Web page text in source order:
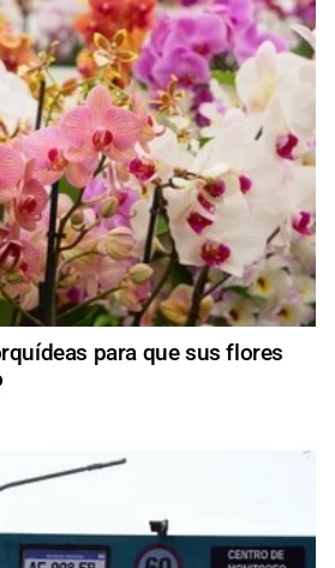
para que sus flores